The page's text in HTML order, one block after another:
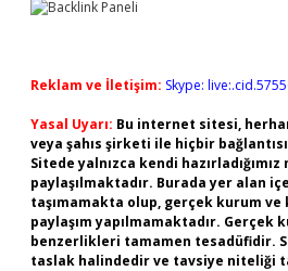
Reklam ve İletişim: Skype:
Yasal Uyarı: Bu internet sitesi,
veya şahıs şirketi ile hiçbir
Sitede yalnızca kendi
paylaşılmaktadır. Burada yer alan
taşımamakta olup, gerçek kurum ve
paylaşım yapılmamaktadır. Gerçek
benzerlikleri tamamen tesadüfidir.
taslak halindedir ve tavsiye niteliği